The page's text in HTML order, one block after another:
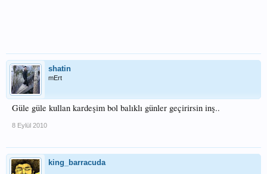
shatin
mErt
Güle güle kullan kardeşim bol balıklı günler geçirirsin inş..
8 Eylül 2010
king_barracuda